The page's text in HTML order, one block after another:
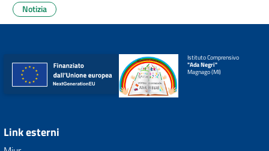
Notizia
Istituto Comprensivo
"Ada Negri"
Magnago (MI)
Link esterni